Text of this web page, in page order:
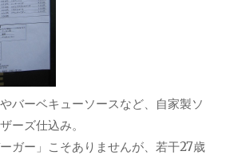
バーベキューソースなど、自家製ソ
ーズ仕込み。
ガー」こそありませんが、若干27歳